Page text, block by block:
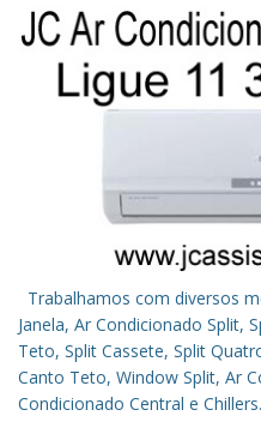
Trabalhamos com diversos
Janela, Ar Condicionado Split,
Teto, Split Cassete, Split
Canto Teto, Window Split, Ar
Condicionado Central e Chillers.